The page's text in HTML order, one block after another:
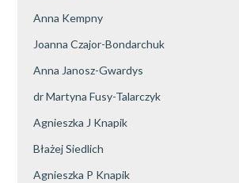
Anna Kempny
Joanna Czajor-Bondarchuk
Anna Janosz-Gwardys
dr Martyna Fusy-Talarczyk
Agnieszka J Knapik
Błażej Siedlich
Agnieszka P Knapik